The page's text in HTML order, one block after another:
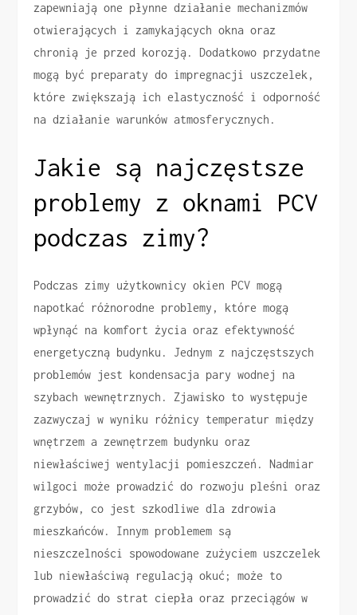
zapewniają one płynne działanie mechanizmów
otwierających i zamykających okna oraz
chronią je przed korozją. Dodatkowo przydatne
mogą być preparaty do impregnacji uszczelek,
które zwiększają ich elastyczność i odporność
na działanie warunków atmosferycznych.
Jakie są najczęstsze
problemy z oknami PCV
podczas zimy?
Podczas zimy użytkownicy okien PCV mogą
napotkać różnorodne problemy, które mogą
wpłynąć na komfort życia oraz efektywność
energetyczną budynku. Jednym z najczęstszych
problemów jest kondensacja pary wodnej na
szybach wewnętrznych. Zjawisko to występuje
zazwyczaj w wyniku różnicy temperatur między
wnętrzem a zewnętrzem budynku oraz
niewłaściwej wentylacji pomieszczeń. Nadmiar
wilgoci może prowadzić do rozwoju pleśni oraz
grzybów, co jest szkodliwe dla zdrowia
mieszkańców. Innym problemem są
nieszczelności spowodowane zużyciem uszczelek
lub niewłaściwą regulacją okuć; może to
prowadzić do strat ciepła oraz przeciągów w